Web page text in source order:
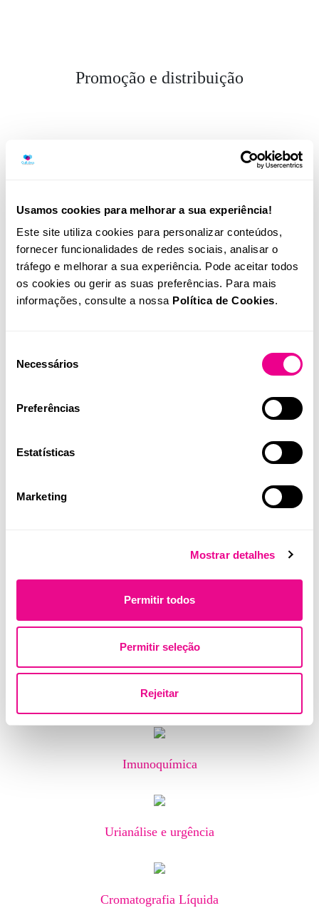
Usamos cookies para melhorar a sua experiência!
Este site utiliza cookies para personalizar conteúdos,
fornecer funcionalidades de redes sociais, analisar o
tráfego e melhorar a sua experiência. Pode aceitar todos
os cookies ou gerir as suas preferências. Para mais
informações, consulte a nossa Política de Cookies.
Necessários
Preferências
Estatísticas
Marketing
Mostrar detalhes
Permitir todos
Permitir seleção
Rejeitar
Promoção e distribuição
Outros segmentos do
Diagnóstico Clínico
Biologia Molecular
Imunoquímica
Urianálise e urgência
Cromatografia Líquida